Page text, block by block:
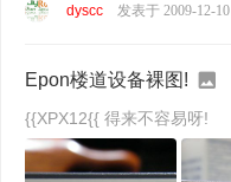
dyscc 发表于 2009-12-10
Epon楼道设备裸图!
{{XPX12{{ 得来不容易呀!